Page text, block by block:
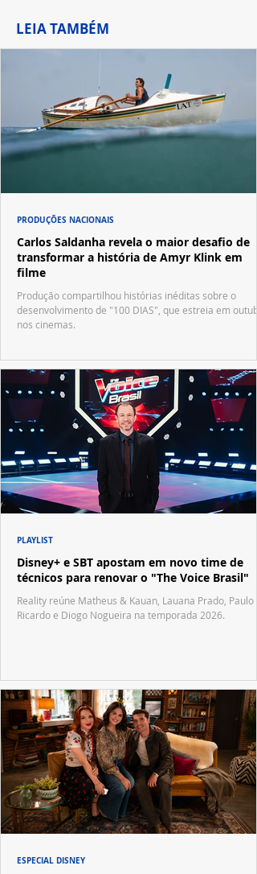
LEIA TAMBÉM
Carlos Saldanha revela o maior desafio de
transformar a história de Amyr Klink em
filme
Produção compartilhou histórias inéditas sobre o
desenvolvimento de "100 DIAS", que estreia em
nos cinemas.
PRODUÇÕES NACIONAIS
Disney+ e SBT apostam em novo time de
técnicos para renovar o "The Voice Brasil"
Reality reúne Matheus & Kauan, Lauana Prado, Paulo
Ricardo e Diogo Nogueira na temporada 2026.
PLAYLIST
ESPECIAL DISNEY